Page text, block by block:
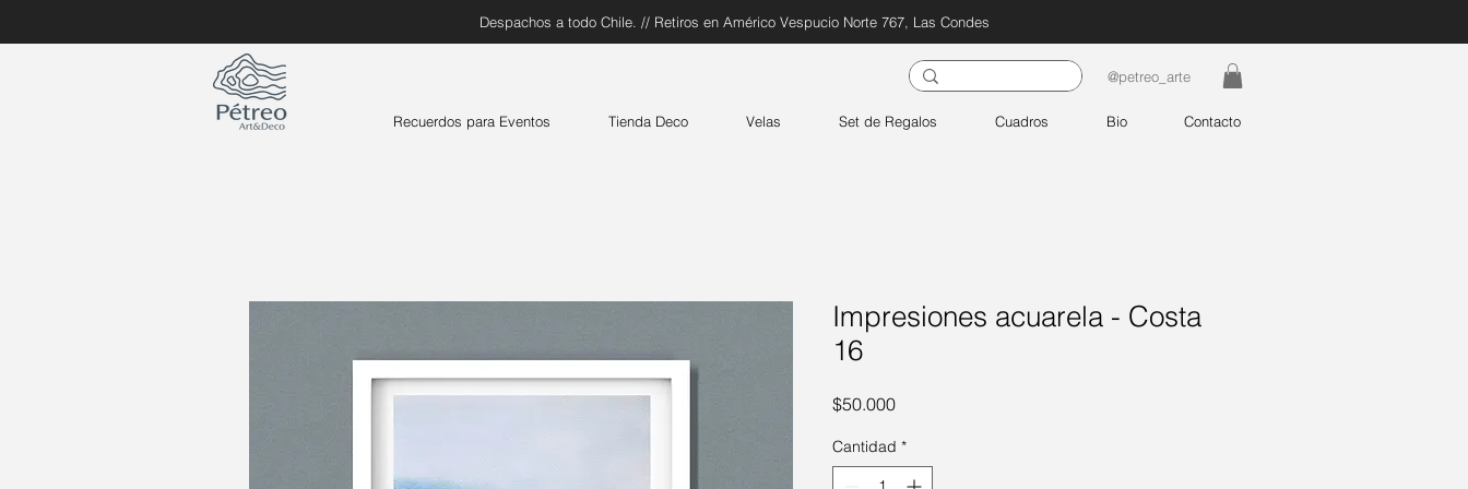
Despachos a todo Chile. // Retiros en Américo Vespucio Norte 767, Las Condes
@petreo_arte
Recuerdos para Eventos Tienda Deco Velas Set de Regalos Cuadros Bio Contacto
Impresiones acuarela - Costa
16
$50.000Precio
Cantidad *